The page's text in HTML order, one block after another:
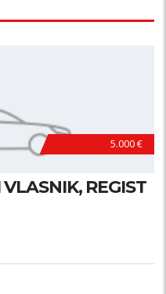
5.000 €
REGIST